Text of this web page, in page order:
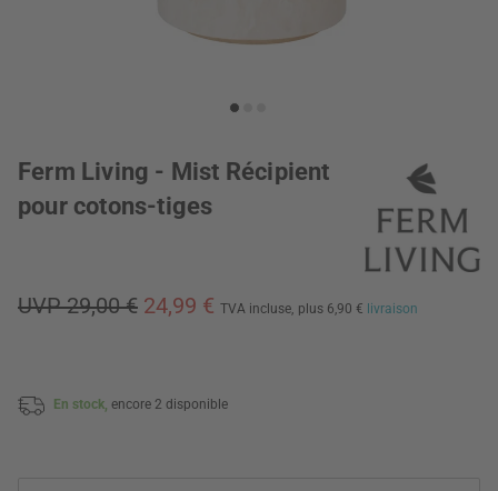
Ferm Living - Mist Récipient
pour cotons-tiges
UVP 29,00 € 24,99 € TVA incluse, plus 6,90 € livraison
En stock, encore 2 disponible